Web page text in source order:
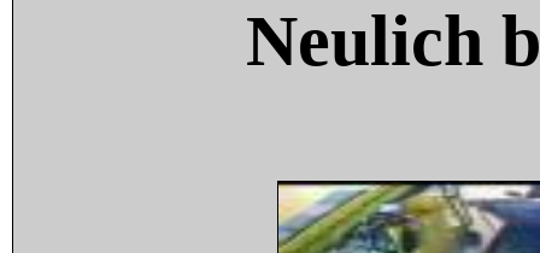
Neulich